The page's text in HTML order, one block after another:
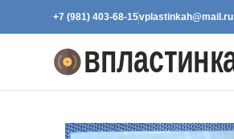
+7 (981) 403-68-15vplastinkah@mail.ru